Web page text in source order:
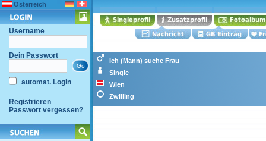
Österreich
Username
Dein Passwort
automat. Login
Registrieren
Passwort vergessen?
Ich (Mann) suche Frau
Single
Wien
Zwilling